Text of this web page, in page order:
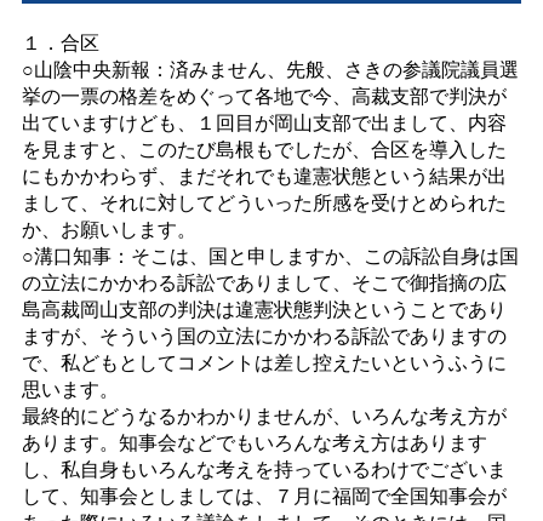
１．合区
○山陰中央新報：済みません、先般、さきの参議院議員選
挙の一票の格差をめぐって各地で今、高裁支部で判決が
出ていますけども、１回目が岡山支部で出まして、内容
を見ますと、このたび島根もでしたが、合区を導入した
にもかかわらず、まだそれでも違憲状態という結果が出
まして、それに対してどういった所感を受けとめられた
か、お願いします。
○溝口知事：そこは、国と申しますか、この訴訟自身は国
の立法にかかわる訴訟でありまして、そこで御指摘の広
島高裁岡山支部の判決は違憲状態判決ということであり
ますが、そういう国の立法にかかわる訴訟でありますの
で、私どもとしてコメントは差し控えたいというふうに
思います。
最終的にどうなるかわかりませんが、いろんな考え方が
あります。知事会などでもいろんな考え方はあります
し、私自身もいろんな考えを持っているわけでございま
して、知事会としましては、７月に福岡で全国知事会が